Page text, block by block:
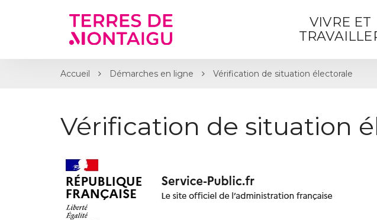
VIVRE ET
Accueil Démarches en ligne Vérification de situation électorale
Vérification de situation